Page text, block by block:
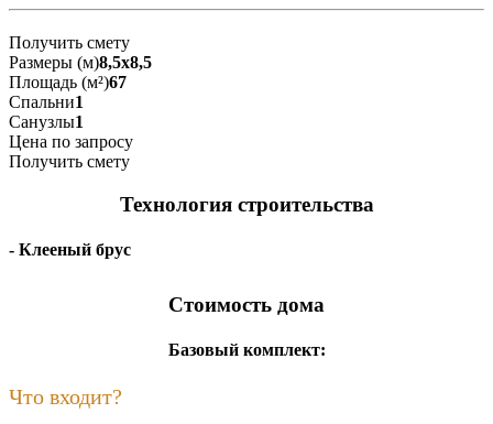
Получить смету
Размеры (м)8,5х8,5
Площадь (м²)67
Спальни1
Санузлы1
Цена по запросу
Получить смету
Технология строительства
- Клееный брус
Стоимость дома
Базовый комплект:
Что входит?